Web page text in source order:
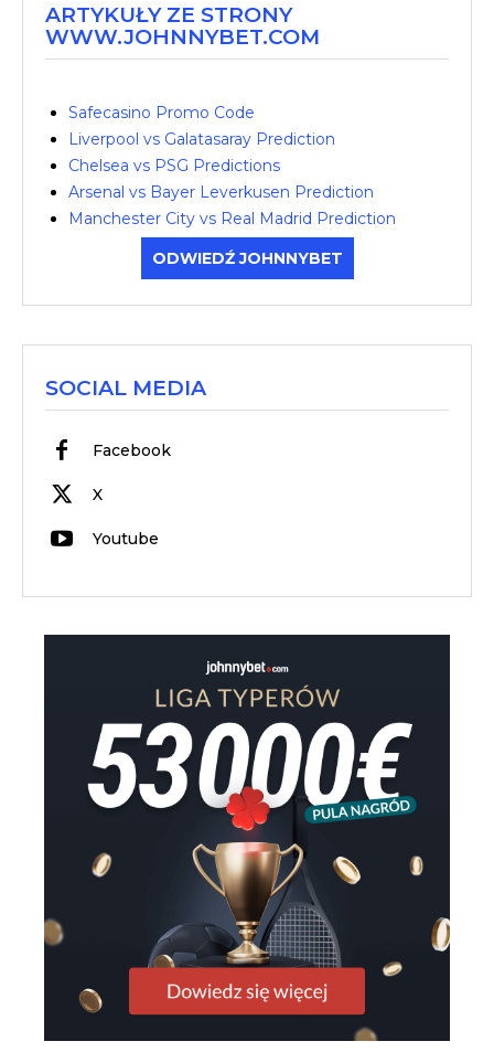
ARTYKUŁY ZE STRONY
WWW.JOHNNYBET.COM
Safecasino Promo Code
Liverpool vs Galatasaray Prediction
Chelsea vs PSG Predictions
Arsenal vs Bayer Leverkusen Prediction
Manchester City vs Real Madrid Prediction
ODWIEDŹ JOHNNYBET
SOCIAL MEDIA
Facebook
X
Youtube